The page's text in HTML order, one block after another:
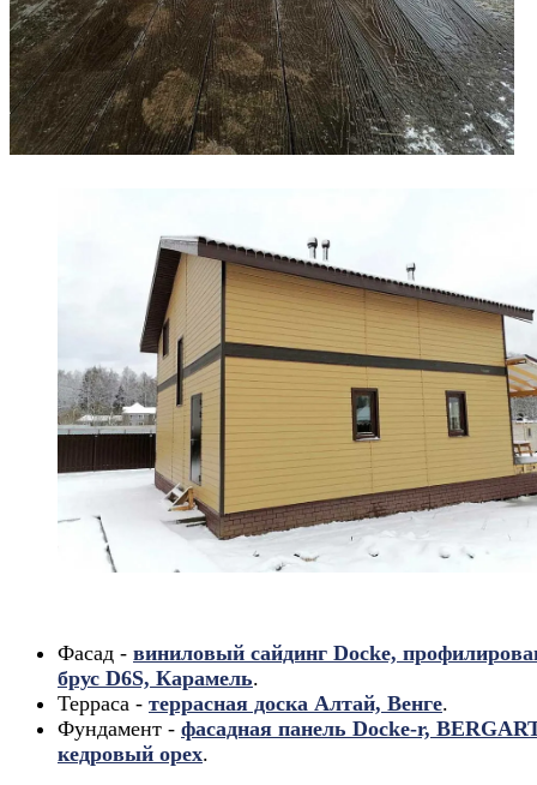
Фасад - виниловый сайдинг Docke,
брус D6S, Карамель.
Терраса - террасная доска Алтай, Венге.
Фундамент - фасадная панель Docke-r,
кедровый орех.